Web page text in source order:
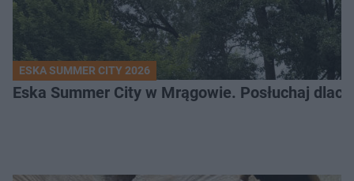
ESKA SUMMER CITY 2026
Eska Summer City w Mrągowie. Posłuchaj